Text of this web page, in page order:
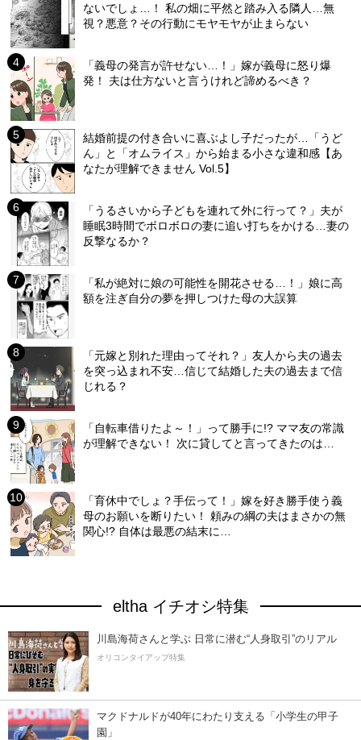
ないでしょ…！ 私の畑に平然と踏み入る隣人…無
視？悪意？その行動にモヤモヤが止まらない
「義母の発言が許せない…！」嫁が義母に怒り爆
発！ 夫は仕方ないと言うけれど諦めるべき？
結婚前提の付き合いに喜ぶよし子だったが…「うど
ん」と「オムライス」から始まる小さな違和感【あ
なたが理解できません Vol.5】
「うるさいから子どもを連れて外に行って？」夫が
睡眠3時間でボロボロの妻に追い打ちをかける…妻の
反撃なるか？
「私が絶対に娘の可能性を開花させる…！」娘に高
額を注ぎ自分の夢を押しつけた母の大誤算
「元嫁と別れた理由ってそれ？」友人から夫の過去
を突っ込まれ不安…信じて結婚した夫の過去まで信
じれる？
「自転車借りたよ～！」って勝手に!? ママ友の常識
が理解できない！ 次に貸してと言ってきたのは…
「育休中でしょ？手伝って！」嫁を好き勝手使う義
母のお願いを断りたい！ 頼みの綱の夫はまさかの無
関心!? 自体は最悪の結末に…
eltha イチオシ特集
川島海荷さんと学ぶ 日常に潜む“人身取引”のリアル
オリコンタイアップ特集
マクドナルドが40年にわたり支える「小学生の甲子
園」